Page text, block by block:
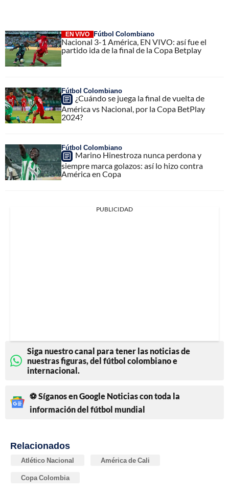
EN VIVO Fútbol Colombiano
Nacional 3-1 América, EN VIVO: así fue el
partido ida de la final de la Copa Betplay
Fútbol Colombiano
¿Cuándo se juega la final de vuelta de
América vs Nacional, por la Copa BetPlay
2024?
Fútbol Colombiano
Marino Hinestroza nunca perdona y
siempre marca golazos: así lo hizo contra
América en Copa
PUBLICIDAD
Siga nuestro canal para tener las noticias de
nuestras figuras, del fútbol colombiano e
internacional.
⚽ Síganos en Google Noticias con toda la
información del fútbol mundial
Relacionados
Atlético Nacional América de Cali
Copa Colombia